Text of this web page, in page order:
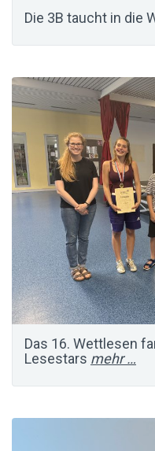
Die 3B taucht in die
Das 16. Wettlesen
Lesestars mehr …